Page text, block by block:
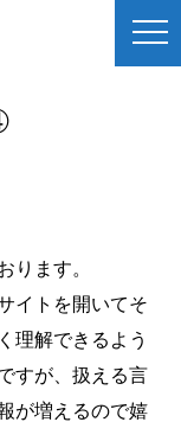
ります。
イトを開いてそ
理解できるよう
すが、扱える言
が増えるので嬉